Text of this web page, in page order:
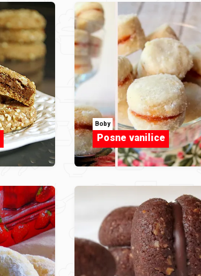
Boby
Posne vanilice